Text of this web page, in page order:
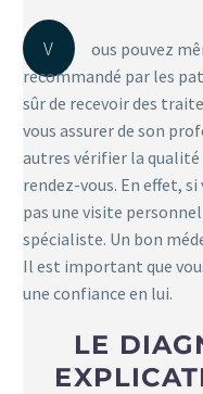
V
ous pouvez
recommandé par les
sûr de recevoir des
vous assurer de son
autres vérifier la qualité
rendez-vous. En effet,
pas une visite
spécialiste. Un bon
Il est important que
une confiance en lui.
LE